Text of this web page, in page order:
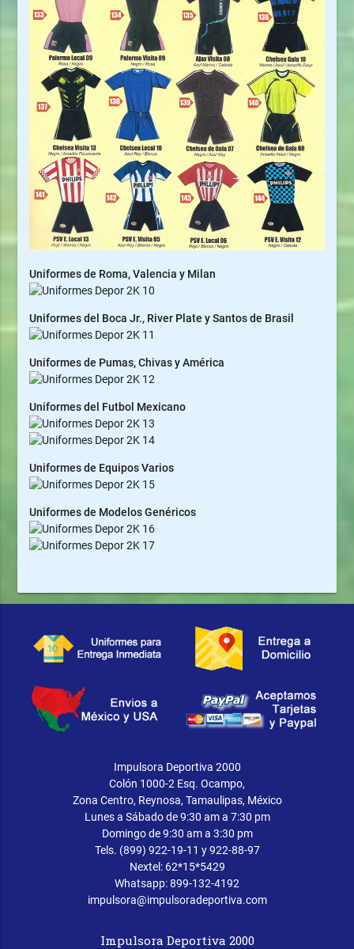
Uniformes de Roma, Valencia y Milan
Uniformes del Boca Jr., River Plate y Santos de Brasil
Uniformes de Pumas, Chivas y América
Uniformes del Futbol Mexicano
Uniformes de Equipos Varios
Uniformes de Modelos Genéricos
Impulsora Deportiva 2000
Colón 1000-2 Esq. Ocampo,
Zona Centro, Reynosa, Tamaulipas, México
Lunes a Sábado de 9:30 am a 7:30 pm
Domingo de 9:30 am a 3:30 pm
Tels. (899) 922-19-11 y 922-88-97
Nextel: 62*15*5429
Whatsapp: 899-132-4192
impulsora@impulsoradeportiva.com
Impulsora Deportiva 2000